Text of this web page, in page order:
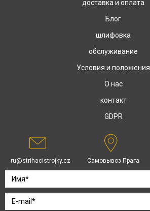
доставка и оплата
Блог
шлифовка
обслуживание
Условия и положения
О нас
контакт
GDPR
ru@strihacistrojky.cz Самовывоз Прага